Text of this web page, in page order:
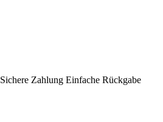
Sichere Zahlung Einfache Rückgabe